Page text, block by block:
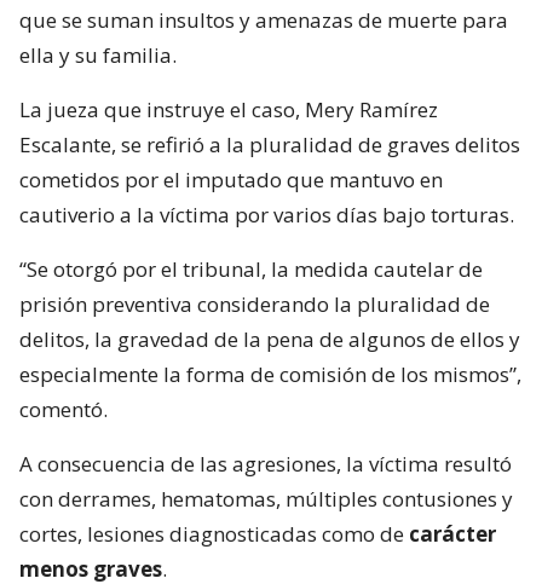
que se suman insultos y amenazas de muerte para
ella y su familia.
La jueza que instruye el caso, Mery Ramírez
Escalante, se refirió a la pluralidad de graves delitos
cometidos por el imputado que mantuvo en
cautiverio a la víctima por varios días bajo torturas.
“Se otorgó por el tribunal, la medida cautelar de
prisión preventiva considerando la pluralidad de
delitos, la gravedad de la pena de algunos de ellos y
especialmente la forma de comisión de los mismos”,
comentó.
A consecuencia de las agresiones, la víctima resultó
con derrames, hematomas, múltiples contusiones y
cortes, lesiones diagnosticadas como de carácter
menos graves.